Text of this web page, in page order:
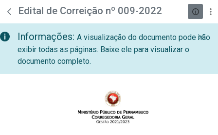
Pular para o Conteúdo principal
teste descricao
Edital de Correição nº 009-2022
Informações: A visualização do documento pode não
exibir todas as páginas. Baixe ele para visualizar o
documento completo.